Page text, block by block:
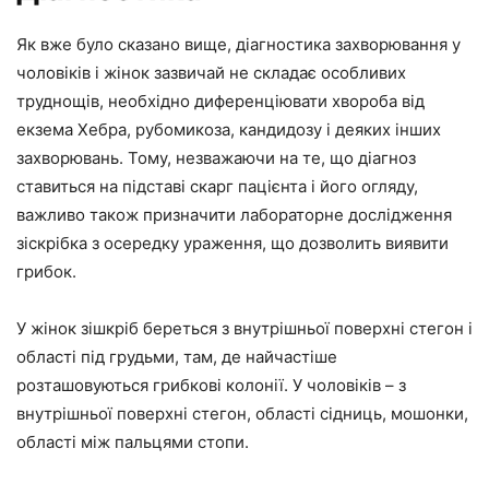
Як вже було сказано вище, діагностика захворювання у
чоловіків і жінок зазвичай не складає особливих
труднощів, необхідно диференціювати хвороба від
екзема Хебра, рубомикоза, кандидозу і деяких інших
захворювань. Тому, незважаючи на те, що діагноз
ставиться на підставі скарг пацієнта і його огляду,
важливо також призначити лабораторне дослідження
зіскрібка з осередку ураження, що дозволить виявити
грибок.
У жінок зішкріб береться з внутрішньої поверхні стегон і
області під грудьми, там, де найчастіше
розташовуються грибкові колонії. У чоловіків – з
внутрішньої поверхні стегон, області сідниць, мошонки,
області між пальцями стопи.